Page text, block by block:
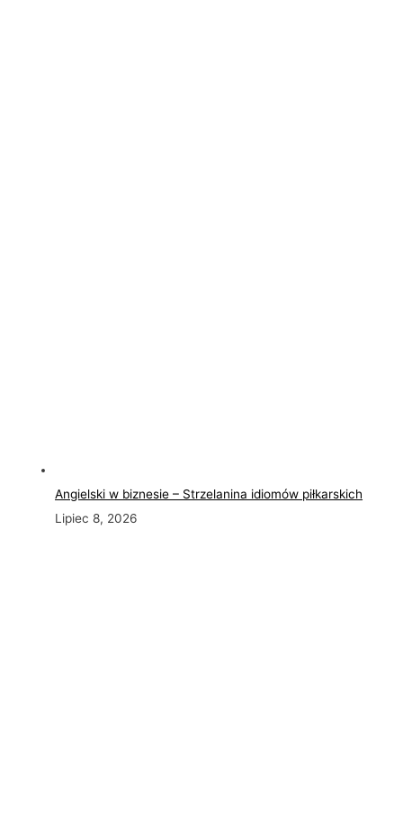
Angielski w biznesie – Strzelanina idiomów piłkarskich
Lipiec 8, 2026